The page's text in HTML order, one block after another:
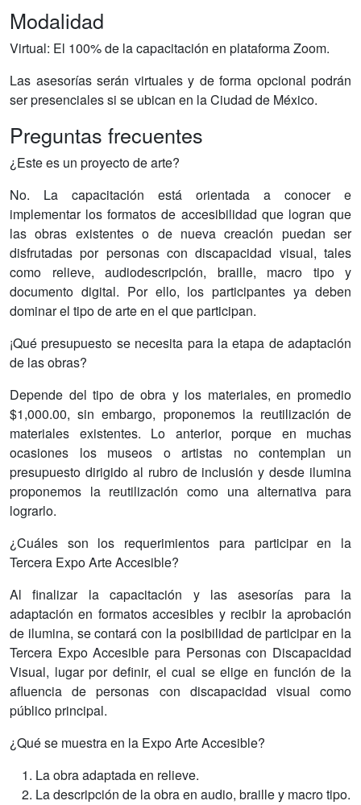
Modalidad
Virtual: El 100% de la capacitación en plataforma Zoom.
Las asesorías serán virtuales y de forma opcional podrán
ser presenciales si se ubican en la Ciudad de México.
Preguntas frecuentes
¿Este es un proyecto de arte?
No. La capacitación está orientada a conocer e
implementar los formatos de accesibilidad que logran que
las obras existentes o de nueva creación puedan ser
disfrutadas por personas con discapacidad visual, tales
como relieve, audiodescripción, braille, macro tipo y
documento digital. Por ello, los participantes ya deben
dominar el tipo de arte en el que participan.
¡Qué presupuesto se necesita para la etapa de adaptación
de las obras?
Depende del tipo de obra y los materiales, en promedio
$1,000.00, sin embargo, proponemos la reutilización de
materiales existentes. Lo anterior, porque en muchas
ocasiones los museos o artistas no contemplan un
presupuesto dirigido al rubro de inclusión y desde ilumina
proponemos la reutilización como una alternativa para
lograrlo.
¿Cuáles son los requerimientos para participar en la
Tercera Expo Arte Accesible?
Al finalizar la capacitación y las asesorías para la
adaptación en formatos accesibles y recibir la aprobación
de ilumina, se contará con la posibilidad de participar en la
Tercera Expo Accesible para Personas con Discapacidad
Visual, lugar por definir, el cual se elige en función de la
afluencia de personas con discapacidad visual como
público principal.
¿Qué se muestra en la Expo Arte Accesible?
La obra adaptada en relieve.
La descripción de la obra en audio, braille y macro tipo.